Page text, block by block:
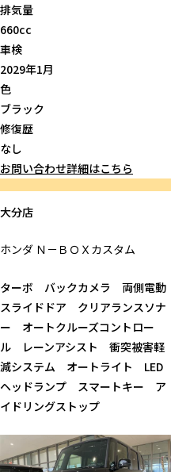
排気量
660cc
車検
2029年1月
色
ブラック
修復歴
なし
お問い合わせ詳細はこちら
大分店
ホンダ Ｎ－ＢＯＸカスタム
ターボ バックカメラ 両側電動
スライドドア クリアランスソナ
ー オートクルーズコントロー
ル レーンアシスト 衝突被害軽
減システム オートライト LED
ヘッドランプ スマートキー ア
イドリングストップ